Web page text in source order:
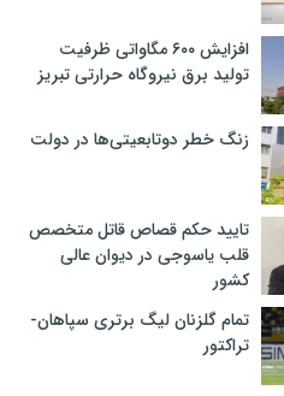
افزایش ۶۰۰ مگاواتی ظرفیت
تولید برق نیروگاه حرارتی تبریز
زنگ خطر دوتابعیتی‌ها در دولت
تایید حکم قصاص قاتل متخصص
قلب یاسوجی در دیوان عالی
کشور
تمام گلزنان لیگ‌ برتری سپاهان-
تراکتور